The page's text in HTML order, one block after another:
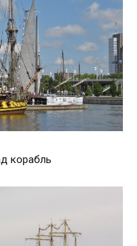
корабль